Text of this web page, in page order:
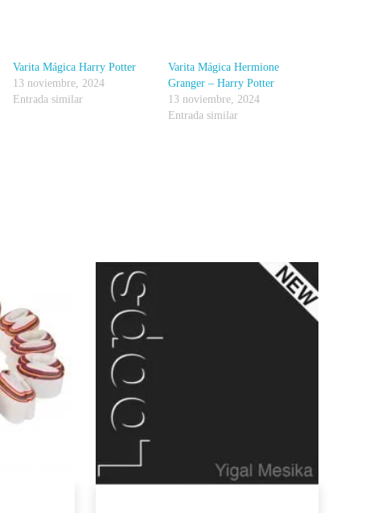
Varita Mágica Harry Potter
13 noviembre, 2024
Entrada similar
Varita Mágica Hermione
Granger – Harry Potter
13 noviembre, 2024
Entrada similar